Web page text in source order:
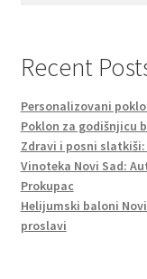
Recent
Personalizovani
Poklon za godišnjicu
Zdravi i posni
Vinoteka Novi Sad:
Prokupac
Helijumski baloni
proslavi